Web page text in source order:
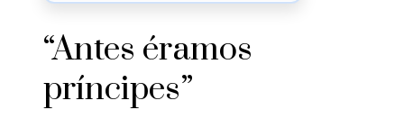
“Antes éramos
príncipes”